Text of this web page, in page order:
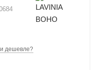
дешевле?